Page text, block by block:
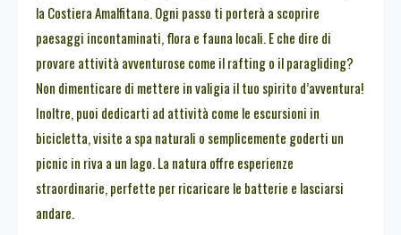
la Costiera Amalfitana. Ogni passo ti porterà a scoprire
paesaggi incontaminati, flora e fauna locali. E che dire di
provare attività avventurose come il rafting o il paragliding?
Non dimenticare di mettere in valigia il tuo spirito d’avventura!
Inoltre, puoi dedicarti ad attività come le escursioni in
bicicletta, visite a spa naturali o semplicemente goderti un
picnic in riva a un lago. La natura offre esperienze
straordinarie, perfette per ricaricare le batterie e lasciarsi
andare.